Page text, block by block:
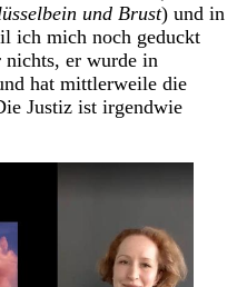
und Brust) und in
ich mich noch geduckt
nichts, er wurde in
hat mittlerweile die
Justiz ist irgendwie